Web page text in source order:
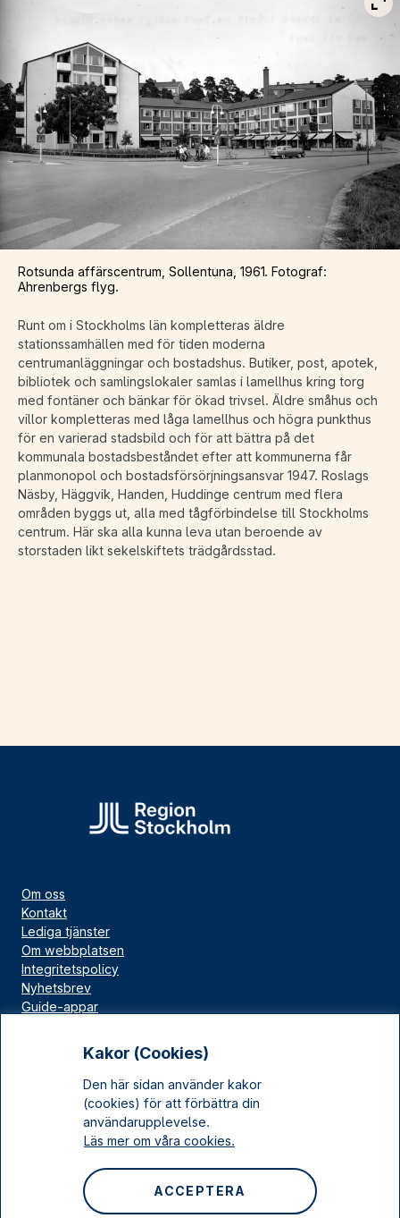
Kakor (Cookies)
Den här sidan använder kakor
(cookies) för att förbättra din
användarupplevelse.
Läs mer om våra cookies.
ACCEPTERA
Rotsunda affärscentrum, Sollentuna, 1961. Fotograf:
Ahrenbergs flyg.
Runt om i Stockholms län kompletteras äldre
stationssamhällen med för tiden moderna
centrumanläggningar och bostadshus. Butiker, post, apotek,
bibliotek och samlingslokaler samlas i lamellhus kring torg
med fontäner och bänkar för ökad trivsel. Äldre småhus och
villor kompletteras med låga lamellhus och högra punkthus
för en varierad stadsbild och för att bättra på det
kommunala bostadsbeståndet efter att kommunerna får
planmonopol och bostadsförsörjningsansvar 1947. Roslags
Näsby, Häggvik, Handen, Huddinge centrum med flera
områden byggs ut, alla med tågförbindelse till Stockholms
centrum. Här ska alla kunna leva utan beroende av
storstaden likt sekelskiftets trädgårdsstad.
Om oss
Kontakt
Lediga tjänster
Om webbplatsen
Integritetspolicy
Nyhetsbrev
Guide-appar
Kulturarv Stockholm
Sociala medier
Instagram
LinkedIn